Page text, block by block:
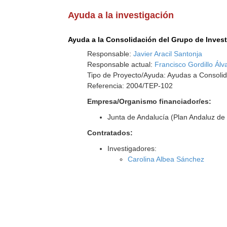
Ayuda a la investigación
Ayuda a la Consolidación del Grupo de
Responsable:Javier Aracil Santonja
Responsable actual: Francisco Gordillo
Tipo de Proyecto/Ayuda: Ayudas a
Referencia: 2004/TEP-102
Empresa/Organismo financiador/es:
Junta de Andalucía (Plan Andaluz
Contratados:
Investigadores:
Carolina Albea Sánchez